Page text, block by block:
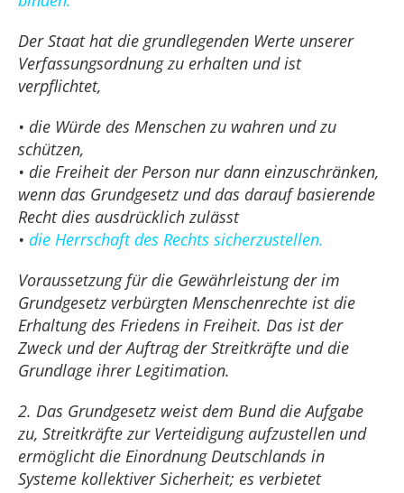
Der Staat hat die grundlegenden Werte unserer
Verfassungsordnung zu erhalten und ist
verpflichtet,
• die Würde des Menschen zu wahren und zu
schützen,
• die Freiheit der Person nur dann einzuschränken,
wenn das Grundgesetz und das darauf basierende
Recht dies ausdrücklich zulässt
• die Herrschaft des Rechts sicherzustellen.
Voraussetzung für die Gewährleistung der im
Grundgesetz verbürgten Menschenrechte ist die
Erhaltung des Friedens in Freiheit. Das ist der
Zweck und der Auftrag der Streitkräfte und die
Grundlage ihrer Legitimation.
2. Das Grundgesetz weist dem Bund die Aufgabe
zu, Streitkräfte zur Verteidigung aufzustellen und
ermöglicht die Einordnung Deutschlands in
Systeme kollektiver Sicherheit; es verbietet